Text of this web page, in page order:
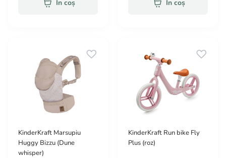
În coș În coș
KinderKraft Marsupiu
Huggy Bizzu (Dune
whisper)
KinderKraft Run bike Fly
Plus (roz)